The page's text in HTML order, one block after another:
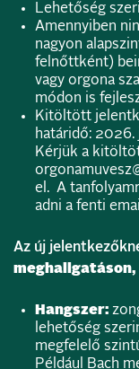
Lehetőség
Amennyiben
nagyon
felnőttként)
vagy orgona
módon is
Kitöltött
határidő: 2026.
Kérjük a
el. A
adni a fenti
Az új
meghallgatáson,
Hangszer:
lehetőség
megfelelő
Például Bach